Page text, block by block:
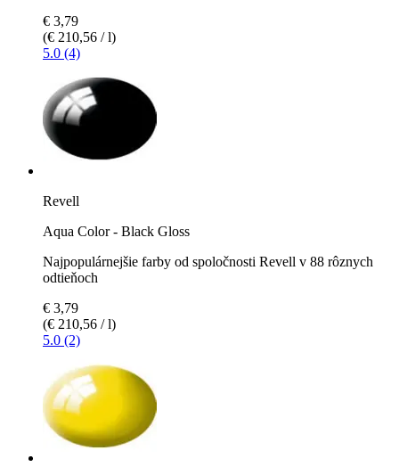
€ 3,79
(€ 210,56 / l)
5.0 (4)
Revell
Aqua Color - Black Gloss
Najpopulárnejšie farby od spoločnosti Revell v 88 rôznych
odtieňoch
€ 3,79
(€ 210,56 / l)
5.0 (2)